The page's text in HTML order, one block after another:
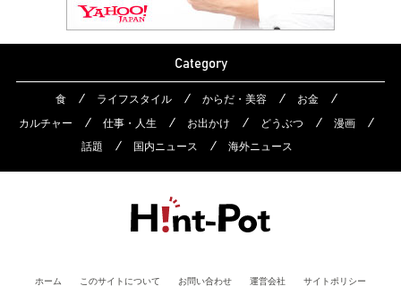
Category
食 ライフスタイル からだ・美容
お金
カルチャー
仕事・人生 お出かけ どうぶつ
漫画
話題
国内ニュース 海外ニュース
ホーム このサイトについて お問い合わせ 運営会社 サイトポリシー